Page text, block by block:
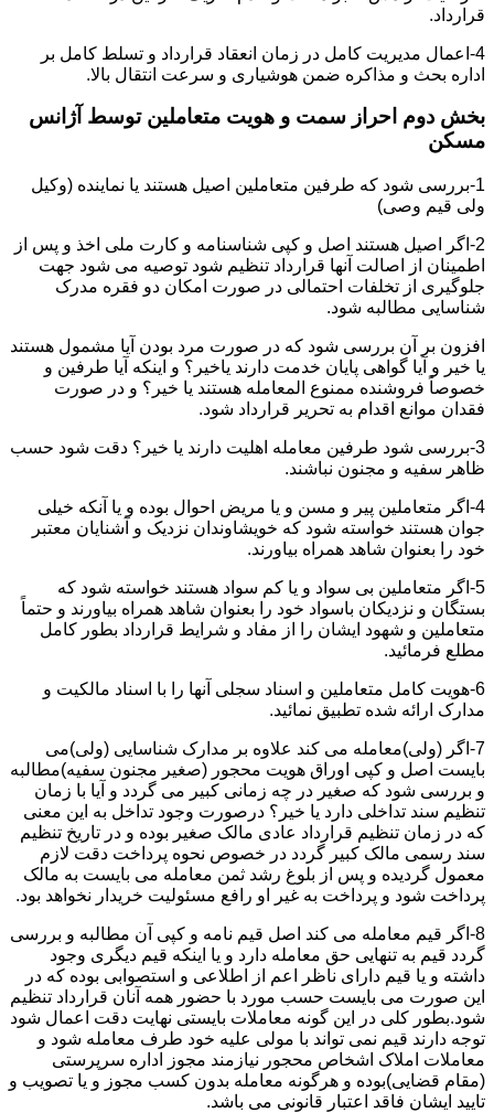
قرارداد.
4-اعمال مدیریت کامل در زمان انعقاد قرارداد و تسلط کامل بر
اداره بحث و مذاکره ضمن هوشیاری و سرعت انتقال بالا.
بخش دوم احراز سمت و هویت متعاملین توسط آژانس
مسکن
1-بررسی شود که طرفین متعاملین اصیل هستند یا نماینده (وکیل
ولی قیم وصی)
2-اگر اصیل هستند اصل و کپی شناسنامه و کارت ملی اخذ و پس از
اطمینان از اصالت آنها قرارداد تنظیم شود توصیه می شود جهت
جلوگیری از تخلفات احتمالی در صورت امکان دو فقره مدرک
شناسایی مطالبه شود.
افزون بر آن بررسی شود که در صورت مرد بودن آیا مشمول هستند
یا خیر و آیا گواهی پایان خدمت دارند یاخیر؟ و اینکه آیا طرفین و
خصوصاً فروشنده ممنوع المعامله هستند یا خیر؟ و در صورت
فقدان موانع اقدام به تحریر قرارداد شود.
3-بررسی شود طرفین معامله اهلیت دارند یا خیر؟ دقت شود حسب
ظاهر سفیه و مجنون نباشند.
4-اگر متعاملین پیر و مسن و یا مریض احوال بوده و یا آنکه خیلی
جوان هستند خواسته شود که خویشاوندان نزدیک و آشنایان معتبر
خود را بعنوان شاهد همراه بیاورند.
5-اگر متعاملین بی سواد و یا کم سواد هستند خواسته شود که
بستگان و نزدیکان باسواد خود را بعنوان شاهد همراه بیاورند و حتماً
متعاملین و شهود ایشان را از مفاد و شرایط قرارداد بطور کامل
مطلع فرمائید.
6-هویت کامل متعاملین و اسناد سجلی آنها را با اسناد مالکیت و
مدارک ارائه شده تطبیق نمائید.
7-اگر (ولی)معامله می کند علاوه بر مدارک شناسایی (ولی)می
بایست اصل و کپی اوراق هویت محجور (صغیر مجنون سفیه)مطالبه
و بررسی شود که صغیر در چه زمانی کبیر می گردد و آیا با زمان
تنظیم سند تداخلی دارد یا خیر؟ درصورت وجود تداخل به این معنی
که در زمان تنظیم قرارداد عادی مالک صغیر بوده و در تاریخ تنظیم
سند رسمی مالک کبیر گردد در خصوص نحوه پرداخت دقت لازم
معمول گردیده و پس از بلوغ رشد ثمن معامله می بایست به مالک
پرداخت شود و پرداخت به غیر او رافع مسئولیت خریدار نخواهد بود.
8-اگر قیم معامله می کند اصل قیم نامه و کپی آن مطالبه و بررسی
گردد قیم به تنهایی حق معامله دارد و یا اینکه قیم دیگری وجود
داشته و یا قیم دارای ناظر اعم از اطلاعی و استصوابی بوده که در
این صورت می بایست حسب مورد با حضور همه آنان قرارداد تنظیم
شود.بطور کلی در این گونه معاملات بایستی نهایت دقت اعمال شود
توجه دارند قیم نمی تواند با مولی علیه خود طرف معامله شود و
معاملات املاک اشخاص محجور نیازمند مجوز اداره سرپرستی
(مقام قضایی)بوده و هرگونه معامله بدون کسب مجوز و یا تصویب و
تایید ایشان فاقد اعتبار قانونی می باشد.